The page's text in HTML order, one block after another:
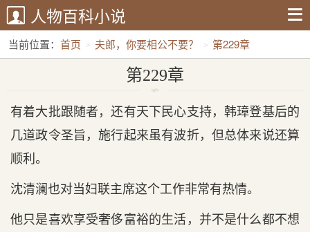
人物百科小说
当前位置： 首页 夫郎，你要相公不要？ 第229章
第229章
有着大批跟随者，还有天下民心支持，韩璋登基后的
几道政令圣旨，施行起来虽有波折，但总体来说还算
顺利。
沈清澜也对当妇联主席这个工作非常有热情。
他只是喜欢享受奢侈富裕的生活，并不是什么都不想